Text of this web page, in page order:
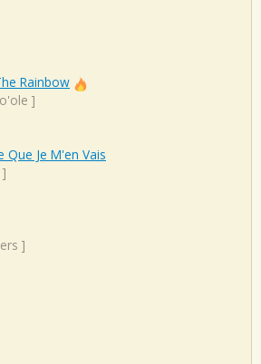
Rainbow
]
Que Je M'en Vais
]
]